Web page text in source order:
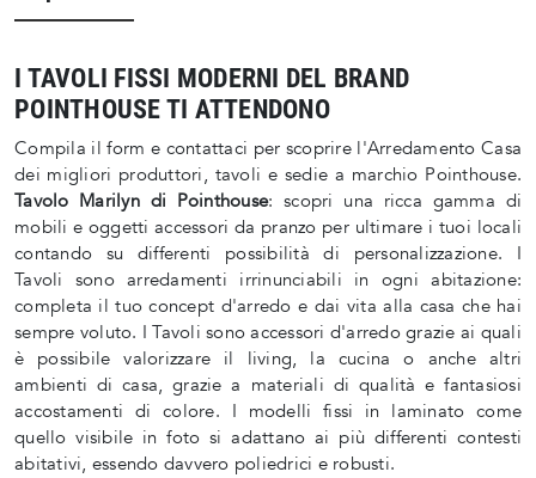
I TAVOLI FISSI MODERNI DEL BRAND
POINTHOUSE TI ATTENDONO
Compila il form e contattaci per scoprire l'Arredamento Casa
dei migliori produttori, tavoli e sedie a marchio Pointhouse.
Tavolo Marilyn di Pointhouse: scopri una ricca gamma di
mobili e oggetti accessori da pranzo per ultimare i tuoi locali
contando su differenti possibilità di personalizzazione. I
Tavoli sono arredamenti irrinunciabili in ogni abitazione:
completa il tuo concept d'arredo e dai vita alla casa che hai
sempre voluto. I Tavoli sono accessori d'arredo grazie ai quali
è possibile valorizzare il living, la cucina o anche altri
ambienti di casa, grazie a materiali di qualità e fantasiosi
accostamenti di colore. I modelli fissi in laminato come
quello visibile in foto si adattano ai più differenti contesti
abitativi, essendo davvero poliedrici e robusti.